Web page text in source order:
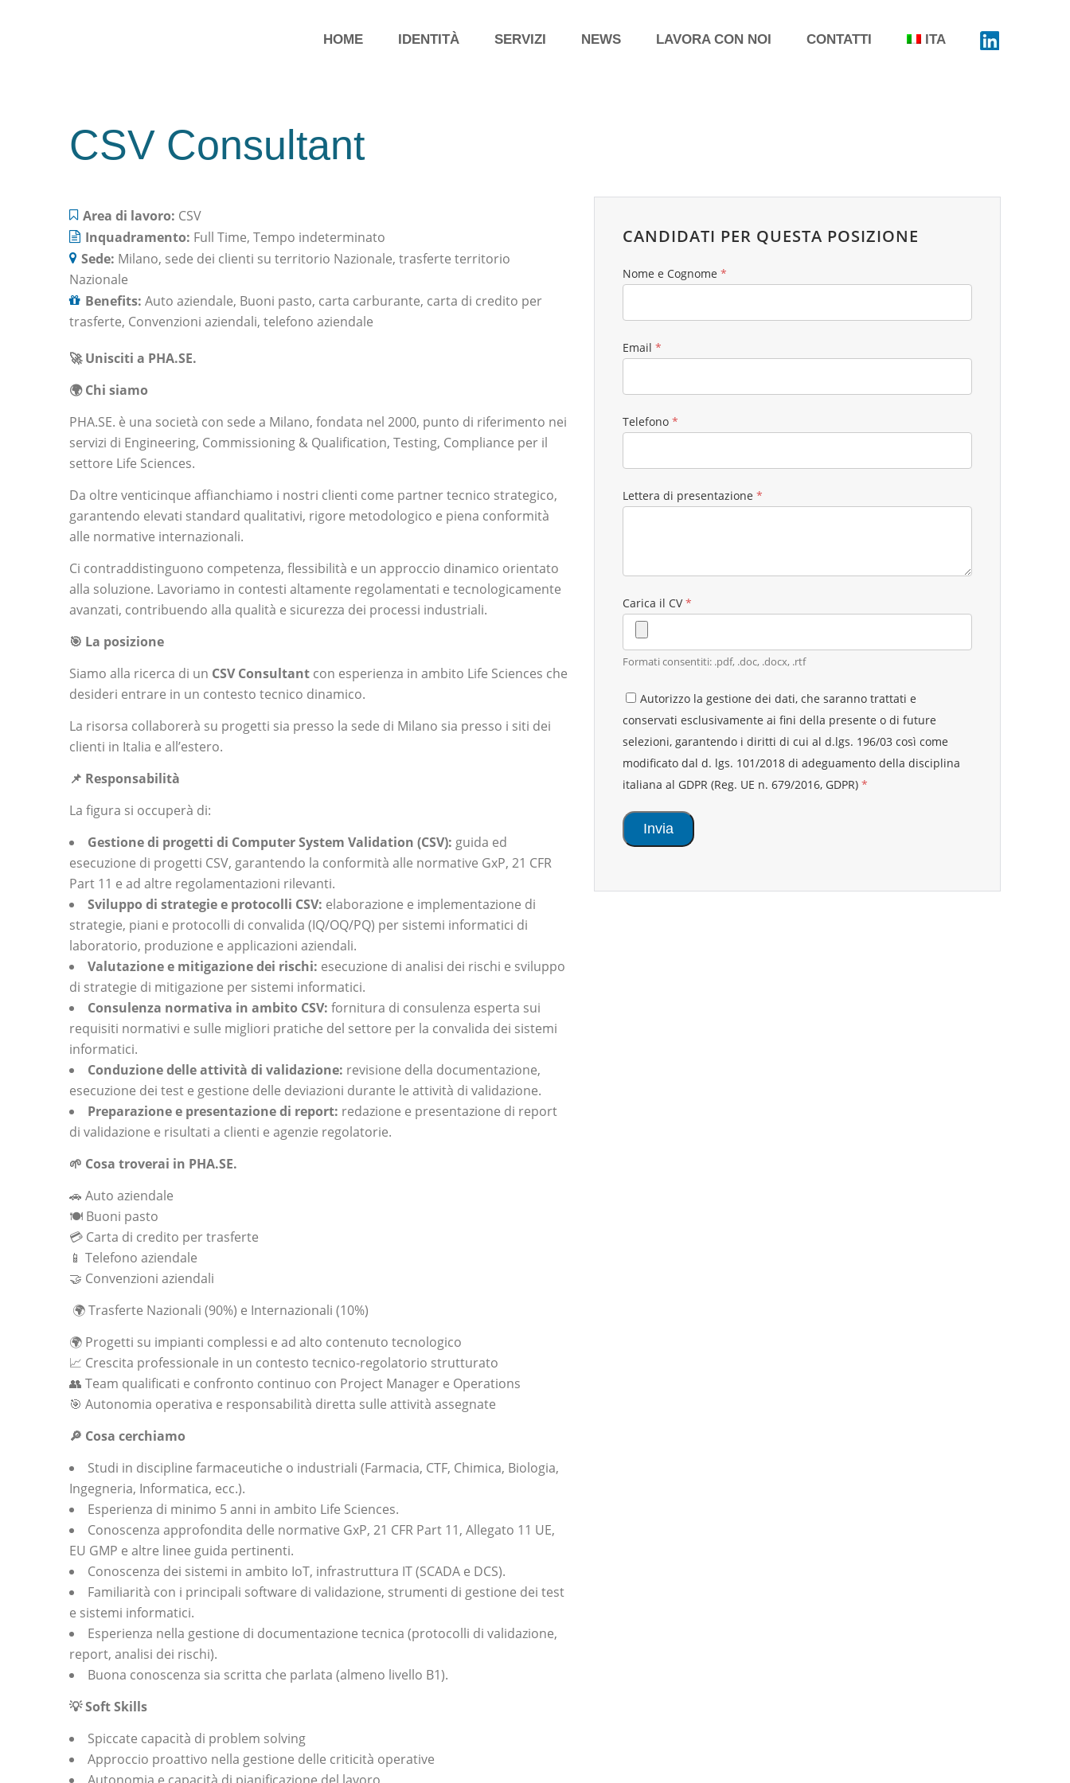
HOME IDENTITÀ SERVIZI NEWS LAVORA CON NOI CONTATTI ITA
CSV Consultant
Area di lavoro: CSV
Inquadramento: Full Time Tempo indeterminato
Sede: Milano sede dei clienti su territorio Nazionale trasferte territorio
Nazionale
Benefits: Auto aziendale Buoni pasto carta carburante carta di credito per
trasferte Convenzioni aziendali telefono aziendale
🚀 Unisciti a PHA.SE.
🌍 Chi siamo
PHA.SE. è una società con sede a Milano, fondata nel 2000, punto di riferimento nei
servizi di Engineering, Commissioning & Qualification, Testing, Compliance per il
settore Life Sciences.
Da oltre venticinque affianchiamo i nostri clienti come partner tecnico strategico,
garantendo elevati standard qualitativi, rigore metodologico e piena conformità
alle normative internazionali.
Ci contraddistinguono competenza, flessibilità e un approccio dinamico orientato
alla soluzione. Lavoriamo in contesti altamente regolamentati e tecnologicamente
avanzati, contribuendo alla qualità e sicurezza dei processi industriali.
🎯 La posizione
Siamo alla ricerca di un CSV Consultant con esperienza in ambito Life Sciences che
desideri entrare in un contesto tecnico dinamico.
La risorsa collaborerà su progetti sia presso la sede di Milano sia presso i siti dei
clienti in Italia e all’estero.
📌 Responsabilità
La figura si occuperà di:
Gestione di progetti di Computer System Validation (CSV): guida ed
esecuzione di progetti CSV, garantendo la conformità alle normative GxP, 21 CFR
Part 11 e ad altre regolamentazioni rilevanti.
Sviluppo di strategie e protocolli CSV: elaborazione e implementazione di
strategie, piani e protocolli di convalida (IQ/OQ/PQ) per sistemi informatici di
laboratorio, produzione e applicazioni aziendali.
Valutazione e mitigazione dei rischi: esecuzione di analisi dei rischi e sviluppo
di strategie di mitigazione per sistemi informatici.
Consulenza normativa in ambito CSV: fornitura di consulenza esperta sui
requisiti normativi e sulle migliori pratiche del settore per la convalida dei sistemi
informatici.
Conduzione delle attività di validazione: revisione della documentazione,
esecuzione dei test e gestione delle deviazioni durante le attività di validazione.
Preparazione e presentazione di report: redazione e presentazione di report
di validazione e risultati a clienti e agenzie regolatorie.
🌱 Cosa troverai in PHA.SE.
🚗 Auto aziendale
🍽️ Buoni pasto
💳 Carta di credito per trasferte
📱 Telefono aziendale
🤝 Convenzioni aziendali
🌍 Trasferte Nazionali (90%) e Internazionali (10%)
🌍 Progetti su impianti complessi e ad alto contenuto tecnologico
📈 Crescita professionale in un contesto tecnico-regolatorio strutturato
👥 Team qualificati e confronto continuo con Project Manager e Operations
🎯 Autonomia operativa e responsabilità diretta sulle attività assegnate
🔎 Cosa cerchiamo
Studi in discipline farmaceutiche o industriali (Farmacia, CTF, Chimica, Biologia,
Ingegneria, Informatica, ecc.).
Esperienza di minimo 5 anni in ambito Life Sciences.
Conoscenza approfondita delle normative GxP, 21 CFR Part 11, Allegato 11 UE,
EU GMP e altre linee guida pertinenti.
Conoscenza dei sistemi in ambito IoT, infrastruttura IT (SCADA e DCS).
Familiarità con i principali software di validazione, strumenti di gestione dei test
e sistemi informatici.
Esperienza nella gestione di documentazione tecnica (protocolli di validazione,
report, analisi dei rischi).
Buona conoscenza sia scritta che parlata (almeno livello B1).
💡 Soft Skills
Spiccate capacità di problem solving
Approccio proattivo nella gestione delle criticità operative
CANDIDATI PER QUESTA POSIZIONE
Nome e Cognome *
Email *
Telefono *
Lettera di presentazione *
Carica il CV*
Formati consentiti: .pdf, .doc, .docx, .rtf
Autorizzo la gestione dei dati, che saranno trattati e
conservati esclusivamente ai fini della presente o di future
selezioni, garantendo i diritti di cui al d.lgs. 196/03 così come
modificato dal d. lgs. 101/2018 di adeguamento della disciplina
italiana al GDPR (Reg. UE n. 679/2016, GDPR) *